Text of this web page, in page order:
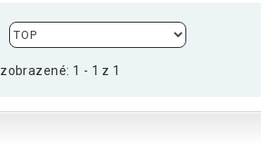
zobrazené: 1 - 1 z 1